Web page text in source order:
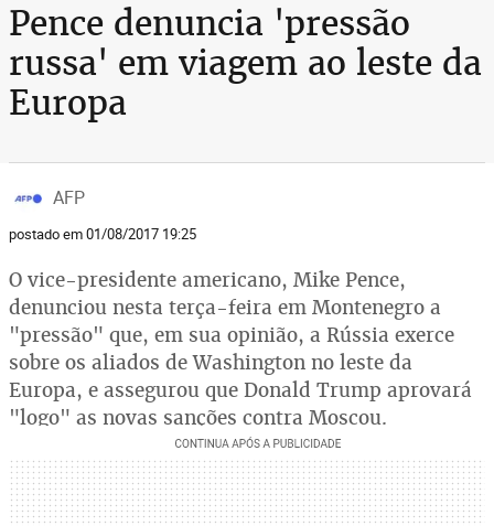
Pence denuncia 'pressão
russa' em viagem ao leste da
Europa
AFP
postado em 01/08/2017 19:25
O vice-presidente americano, Mike Pence,
denunciou nesta terça-feira em Montenegro a
"pressão" que, em sua opinião, a Rússia exerce
sobre os aliados de Washington no leste da
Europa, e assegurou que Donald Trump aprovará
"logo" as novas sanções contra Moscou.